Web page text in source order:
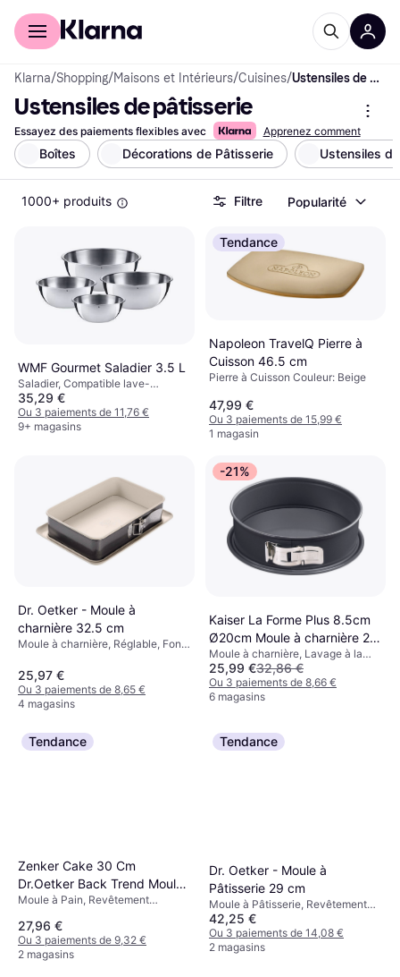
Acheter avec Klarna
Klarna/Shopping/Maisons et Intérieurs/Cuisines/ Ustensiles de pâtisserie
Ustensiles de pâtisserie
Essayez des paiements flexibles avec Apprenez comment
Boîtes Décorations de Pâtisserie Ustensiles
1000+ produits Filtre Popularité
WMF Gourmet Saladier 3.5 L
Saladier, Compatible lave-
vaisselle, Acier inoxydable
Couleur: Acier Inoxydable
35,29 €
Ou 3 paiements de 11,76 €
9+ magasins
Tendance
Napoleon TravelQ Pierre à
Cuisson 46.5 cm
Pierre à Cuisson Couleur: Beige
47,99 €
Ou 3 paiements de 15,99 €
1 magasin
Dr. Oetker - Moule à
charnière 32.5 cm
Moule à charnière, Réglable, Fond
Acier, Rectangulaire Couleur: Noir
25,97 €
Ou 3 paiements de 8,65 €
4 magasins
-21%
Kaiser La Forme Plus 8.5cm
Ø20cm Moule à charnière 20
cm
Moule à charnière, Lavage à la
main, Fond amovible, Revêtement
antiadhésif, Compatible lave-
vaisselle, Acier, Rond Couleur: Noir
25,99 €32,86 €
Ou 3 paiements de 8,66 €
6 magasins
Tendance
Zenker Cake 30 Cm
Dr.Oetker Back Trend Moule
à Pain
Moule à Pain, Revêtement
Couleur: Noir, Gris
27,96 €
Ou 3 paiements de 9,32 €
2 magasins
Tendance
Dr. Oetker - Moule à
Pâtisserie 29 cm
Moule à Pâtisserie, Revêtement
antiadhésif, Plastique,
Rectangulaire Couleur: Noir
42,25 €
Ou 3 paiements de 14,08 €
2 magasins